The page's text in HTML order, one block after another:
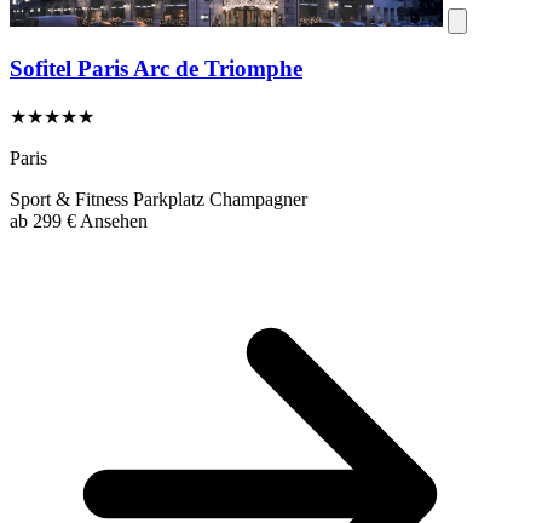
Sofitel Paris Arc de Triomphe
★★★★★
Paris
Sport & Fitness Parkplatz Champagner
ab 299 € Ansehen